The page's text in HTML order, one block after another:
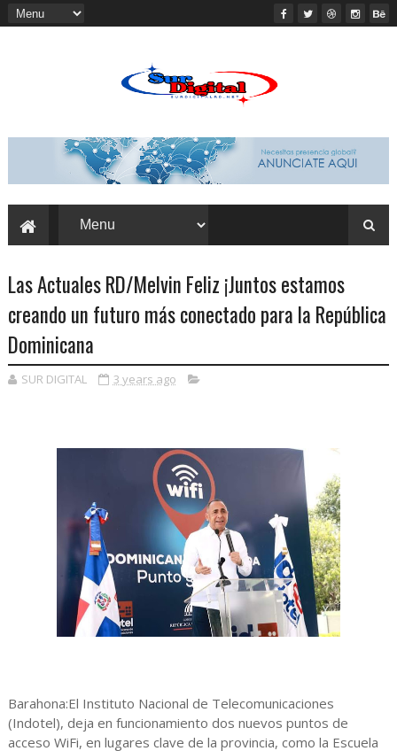
Las Actuales RD/Melvin Feliz ¡Juntos estamos
creando un futuro más conectado para la República
Dominicana
SUR DIGITAL 3 years ago
Barahona:El Instituto Nacional de Telecomunicaciones
(Indotel), deja en funcionamiento dos nuevos puntos de
acceso WiFi, en lugares clave de la provincia, como la Escuela